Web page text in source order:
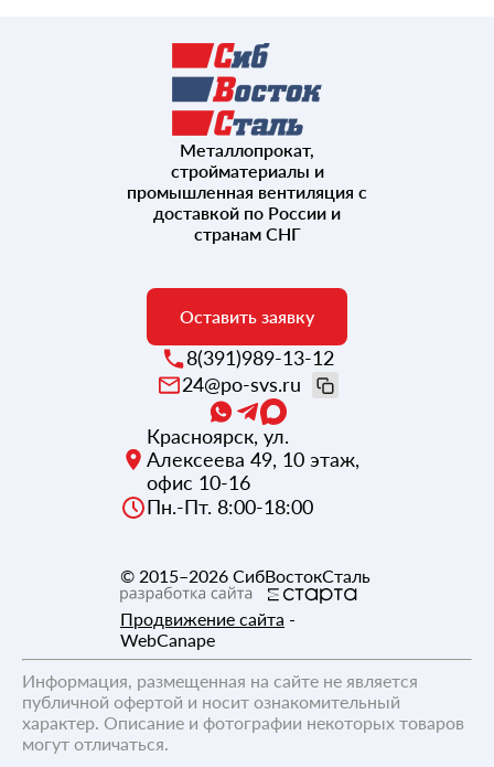
Металлопрокат,
стройматериалы и
промышленная вентиляция с
доставкой по России и
странам СНГ
Оставить заявку
8(391)989-13-12
24@po-svs.ru
Красноярск, ул.
Алексеева 49, 10 этаж,
офис 10-16
Пн.-Пт. 8:00-18:00
© 2015–2026 СибВостокСталь
Продвижение сайта -
WebCanape
Информация, размещенная на сайте не является
публичной офертой и носит ознакомительный
характер. Описание и фотографии некоторых товаров
могут отличаться.